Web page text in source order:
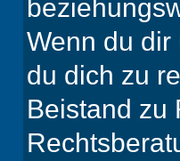
Wenn du dir
du dich zu
Beistand zu